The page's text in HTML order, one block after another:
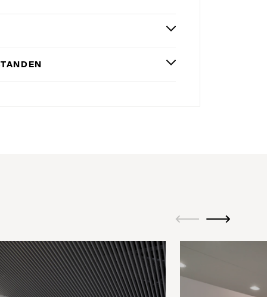
ui.previousui.next